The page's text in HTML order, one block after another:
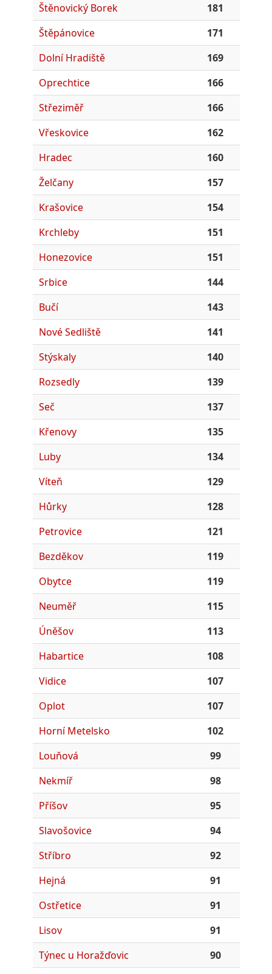
Štěnovický Borek
181
Štěpánovice
171
Dolní Hradiště
169
Oprechtice
166
Střeziměř
166
Vřeskovice
162
Hradec
160
Želčany
157
Krašovice
154
Krchleby
151
Honezovice
151
Srbice
144
Bučí
143
Nové Sedliště
141
Stýskaly
140
Rozsedly
139
Seč
137
Křenovy
135
Luby
134
Víteň
129
Hůrky
128
Petrovice
121
Bezděkov
119
Obytce
119
Neuměř
115
Úněšov
113
Habartice
108
Vidice
107
Oplot
107
Horní Metelsko
102
Louňová
99
Nekmíř
98
Příšov
95
Slavošovice
94
Stříbro
92
Hejná
91
Ostřetice
91
Lisov
91
Týnec u Horažďovic
90